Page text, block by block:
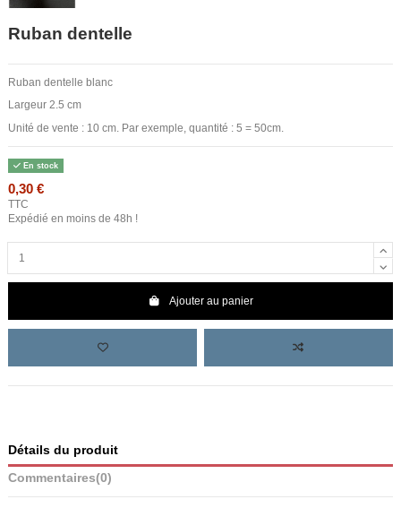
Ruban dentelle
Ruban dentelle blanc
Largeur 2.5 cm
Unité de vente : 10 cm. Par exemple, quantité : 5 = 50cm.
En stock
0,30 €
TTC
Expédié en moins de 48h !
Ajouter au panier
Détails du produit
Commentaires(0)